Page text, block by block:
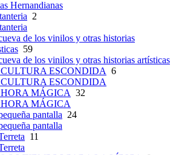
Hernandianas
2
de los vinilos y otras historias
59
de los vinilos y otras historias artísticas
ESCONDIDA 6
ESCONDIDA
MÁGICA 32
MÁGICA
pantalla 24
pantalla
11